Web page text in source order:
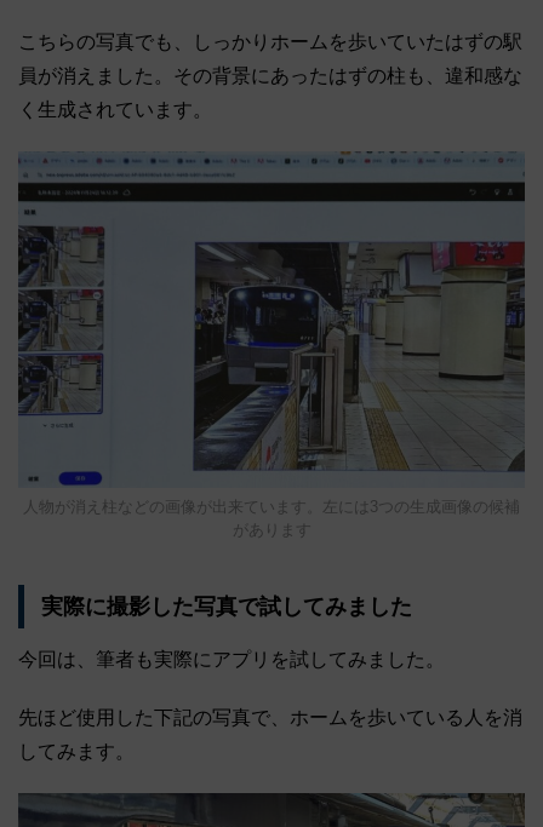
こちらの写真でも、しっかりホームを歩いていたはずの駅
員が消えました。その背景にあったはずの柱も、違和感な
く生成されています。
人物が消え柱などの画像が出来ています。左には3つの生成画像の候補
があります
実際に撮影した写真で試してみました
今回は、筆者も実際にアプリを試してみました。
先ほど使用した下記の写真で、ホームを歩いている人を消
してみます。